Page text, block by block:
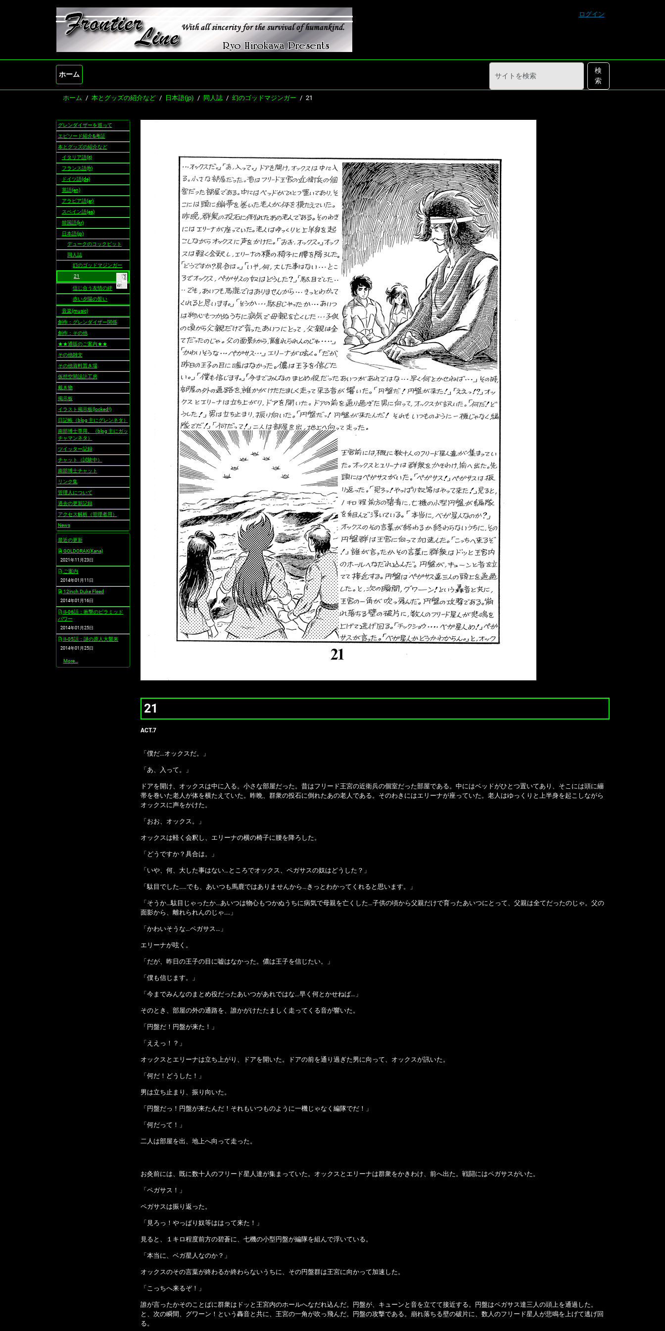
ログイン
ホーム
サ
イ
検
索
詳
細
ホーム 本とグッズの紹介など 日本語(jp) 同人誌 幻のゴッドマジンガー 21
21
ACT.7
「僕だ…オックスだ。」
「あ、入って。」
ドアを開け、オックスは中に入る。小さな部屋だった。昔はフリード王宮の近衛兵の個室だった部屋である。中にはベッドがひとつ置いてあり、そこには頭に繃
帯を巻いた老人が体を横たえていた。昨晩、群衆の投石に倒れたあの老人である。そのわきにはエリーナが座っていた。老人はゆっくりと上半身を起こしながら
オックスに声をかけた。
「おお、オックス。」
オックスは軽く会釈し、エリーナの横の椅子に腰を降ろした。
「どうですか？具合は。」
「いや、何、大した事はない…ところでオックス、ペガサスの奴はどうした？」
「駄目でした‥…でも、あいつも馬鹿ではありませんから…きっとわかってくれると思います。」
「そうか…駄目じゃったか…あいつは物心もつかぬうちに病気で母親を亡くした…子供の頃から父親だけで育ったあいつにとって、父親は全てだったのじゃ。父の
面影から、離れられんのじゃ‥‥」
「かわいそうな…ペガサス…」
エリーナが呟く。
「だが、昨日の王子の目に嘘はなかった。儂は王子を信じたい。」
「僕も信じます。」
「今までみんなのまとめ役だったあいつがあれではな…早く何とかせねば…」
そのとき、部屋の外の通路を、誰かがけたたましく走ってくる音が響いた。
「円盤だ！円盤が来た！」
「ええっ！？」
オックスとエリーナは立ち上がり、ドアを開いた。ドアの前を通り過ぎた男に向って、オックスが訊いた。
「何だ！どうした！」
男は立ち止まり、振り向いた。
「円盤だっ！円盤が来たんだ！それもいつものように一機じゃなく編隊でだ！」
「何だって！」
二人は部屋を出、地上へ向って走った。
お灸前には、既に数十人のフリード星人達が集まっていた。オックスとエリーナは群衆をかきわけ、前へ出た。戦闘にはペガサスがいた。
「ペガサス！」
ペガサスは振り返った。
「見ろっ！やっぱり奴等ははって来た！」
見ると、１キロ程度前方の碧蒼に、七機の小型円盤が編隊を組んで浮いている。
「本当に、ベガ星人なのか？」
オックスのその言葉が終わるか終わらないうちに、その円盤群は王宮に向かって加速した。
「こっちへ来るぞ！」
誰が言ったかそのことばに群衆はドッと王宮内のホールへなだれ込んだ。円盤が、キューンと音を立てて接近する。円盤はペガサス達三人の頭上を通過した。
と、次の瞬間、グワーン！という轟音と共に、王宮の一角が吹っ飛んだ。円盤の攻撃である。崩れ落ちる壁の破片に、数人のフリード星人が悲鳴を上げて逃げ回
る。
ナ
ビ
ゲ
シ
ョ
ン
グレンダイザーを巡って
エピソード紹介&考証
本とグッズの紹介など
イタリア語(it)
フランス語(fr)
ドイツ語(de)
英語(en)
アラビア語(ar)
スペイン語(es)
韓国語(kr)
日本語(jp)
デュークのコックピット
同人誌
幻のゴッドマジンガー
21
信じ合う友情の絆
赤い夕陽の誓い
音楽(music)
創作：グレンダイザー関係
創作：その他
★★通販のご案内★★
その他雑文
その他資料置き場
仮想空間設計工房
戴き物
掲示板
イラスト掲示板(locked!)
日記帳（blog 主にグレンネタ）
南部博士専用。（blog 主にガッ
チャマンネタ）
ツイッター記録
チャット（試験中）
南部博士チャット
リンク集
管理人について
過去の更新記録
アクセス解析（管理者用）
News
最近の更新
GOLDORAK(Kana)
2021年11月23日
ご案内
2014年01月11日
12inch Duke Fleed
2014年01月16日
II-06話：衝撃のピラミッド
パワー
2014年01月25日
II-05話：謎の原人大襲来
2014年01月25日
最
More…